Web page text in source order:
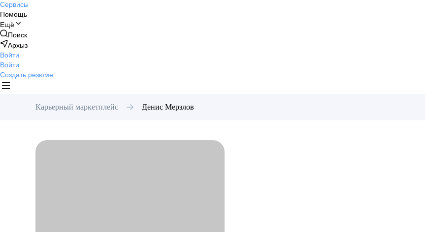
Сервисы
Помощь
Ещё
Поиск
Архыз
Войти
Войти
Создать резюме
Карьерный маркетплейс Денис Мерзлов